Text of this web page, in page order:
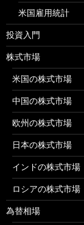
米国雇用統計
投資入門
株式市場
米国の株式市場
中国の株式市場
欧州の株式市場
日本の株式市場
インドの株式市場
ロシアの株式市場
為替相場